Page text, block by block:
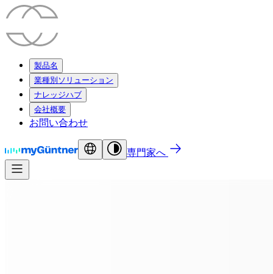
製品名
業種別ソリューション
ナレッジハブ
会社概要
お問い合わせ
専門家へ